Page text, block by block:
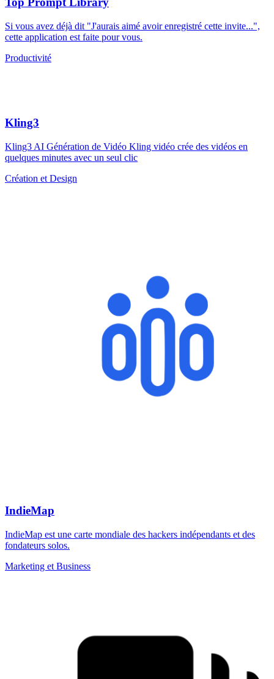
Si vous avez déjà dit "J'aurais aimé avoir enregistré cette invite...",
cette application est faite pour vous.
Productivité
Kling3
Kling3 AI Génération de Vidéo Kling vidéo crée des vidéos en
quelques minutes avec un seul clic
Création et Design
IndieMap
IndieMap est une carte mondiale des hackers indépendants et des
fondateurs solos.
Marketing et Business